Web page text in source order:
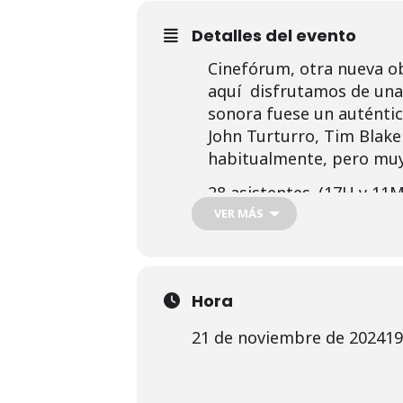
Detalles del evento
Cinefórum, otra nueva
aquí disfrutamos de una
sonora fuese un
John Turturro, Tim
habitualmente, pero
28 asistentes. (17H y
VER MÁS
Hora
21 de noviembre de 2024